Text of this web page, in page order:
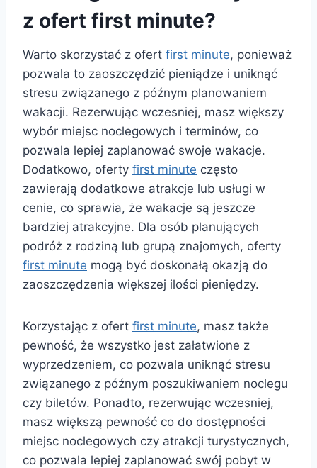
z ofert first minute?
Warto skorzystać z ofert first minute, ponieważ
pozwala to zaoszczędzić pieniądze i uniknąć
stresu związanego z późnym planowaniem
wakacji. Rezerwując wczesniej, masz większy
wybór miejsc noclegowych i terminów, co
pozwala lepiej zaplanować swoje wakacje.
Dodatkowo, oferty first minute często
zawierają dodatkowe atrakcje lub usługi w
cenie, co sprawia, że wakacje są jeszcze
bardziej atrakcyjne. Dla osób planujących
podróż z rodziną lub grupą znajomych, oferty
first minute mogą być doskonałą okazją do
zaoszczędzenia większej ilości pieniędzy.
Korzystając z ofert first minute, masz także
pewność, że wszystko jest załatwione z
wyprzedzeniem, co pozwala uniknąć stresu
związanego z późnym poszukiwaniem noclegu
czy biletów. Ponadto, rezerwując wczesniej,
masz większą pewność co do dostępności
miejsc noclegowych czy atrakcji turystycznych,
co pozwala lepiej zaplanować swój pobyt w